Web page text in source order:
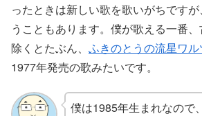
ったときは新しい歌を歌いがちです
うこともあります。僕が歌える一番
除くとたぶん、 ふきのとうの流星ワル
1977年発売の歌みたいです。
僕は1985年生まれなので